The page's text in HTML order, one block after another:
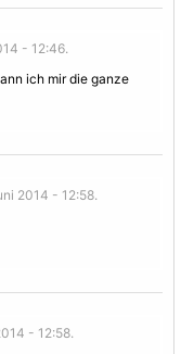
- 12:46.
ich mir die ganze
2014 - 12:58.
- 12:58.